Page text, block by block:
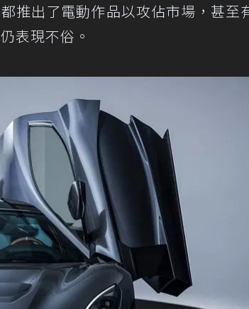
推出了電動作品以攻佔市場，甚至
表現不俗。